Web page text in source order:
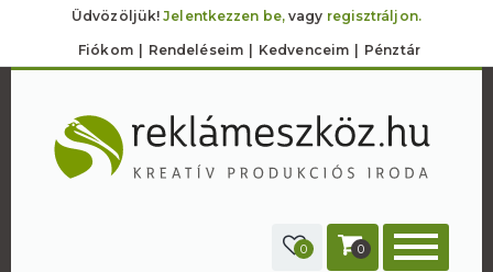
Üdvözöljük!Jelentkezzen be,vagy regisztráljon.
Fiókom Rendeléseim Kedvenceim Pénztár
0 0